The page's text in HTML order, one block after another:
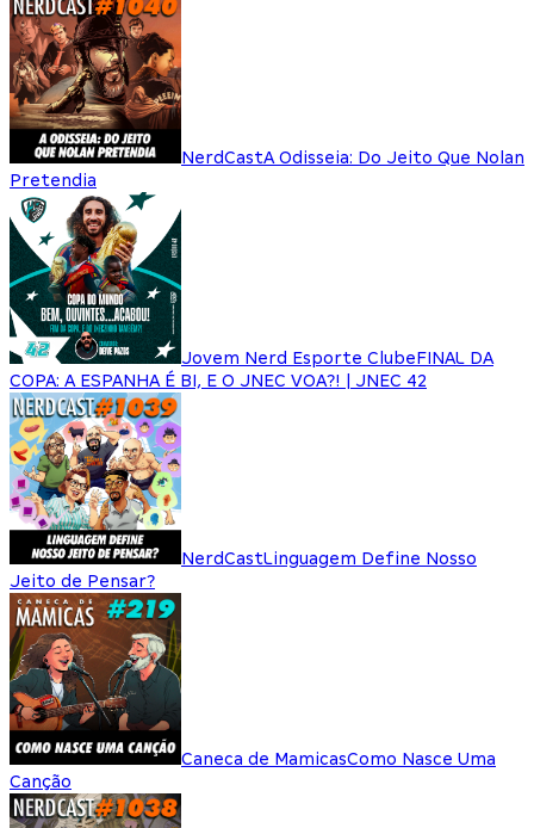
NerdCastA Odisseia: Do Jeito Que Nolan
Pretendia
Jovem Nerd Esporte ClubeFINAL DA
COPA: A ESPANHA É BI, E O JNEC VOA?! | JNEC 42
NerdCastLinguagem Define Nosso
Jeito de Pensar?
Caneca de MamicasComo Nasce Uma
Canção